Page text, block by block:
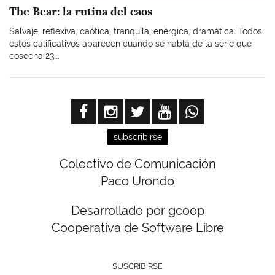
The Bear: la rutina del caos
Salvaje, reflexiva, caótica, tranquila, enérgica, dramática. Todos
estos calificativos aparecen cuando se habla de la serie que
cosecha 23...
subscribirse
Colectivo de Comunicación
Paco Urondo
Desarrollado por gcoop
Cooperativa de Software Libre
SUSCRIBIRSE